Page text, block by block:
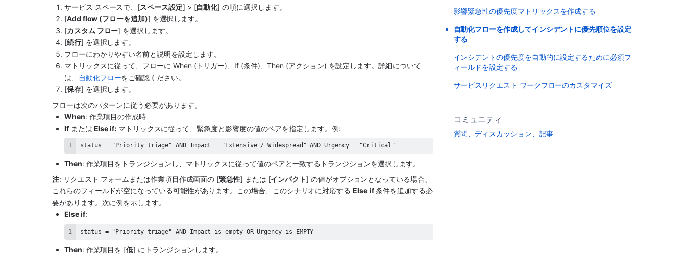
サービス スペースで、 [スペース設定] > [自動化] の順に選択します。
[Add flow (フローを追加)] を選択します。
[カスタム フロー] を選択します。
[続行] を選択します。
フローにわかりやすい名前と説明を設定します。
マトリックスに従って、フローに When (トリガー)、If (条件)、Then (アクション) を設定します。詳細について
は、
自動化フローをご確認ください。
[保存] を選択します。
フローは次のパターンに従う必要があります。
When: 作業項目の作成時
If または Else if: マトリックスに従って、緊急度と影響度の値のペアを指定します。例:
status = "Priority triage" AND Impact = "Extensive / Widespread" AND Urgency = "Critical"
Then: 作業項目をトランジションし、マトリックスに従って値のペアと一致するトランジションを選択します。
注: リクエスト フォームまたは作業項目作成画面の [緊急性] または [インパクト] の値がオプションとなっている場合、
これらのフィールドが空になっている可能性があります。この場合、このシナリオに対応する Else if 条件を追加する必
要があります。次に例を示します。
Else if:
status = "Priority triage" AND Impact is empty OR Urgency is EMPTY
Then: 作業項目を [低] にトランジションします。
影響緊急性の優先度マトリックスを作成する
自動化フローを作成してインシデントに優先順位を設定
する
インシデントの優先度を自動的に設定するために必須フ
ィールドを設定する
サービスリクエスト ワークフローのカスタマイズ
コミュニティ
質問、ディスカッション、記事